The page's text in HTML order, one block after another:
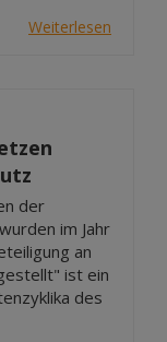
Weiterlesen
der
im Jahr
an
ist ein
des